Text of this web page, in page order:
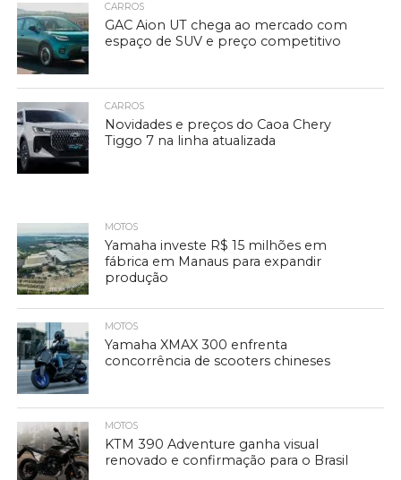
CARROS
GAC Aion UT chega ao mercado com
espaço de SUV e preço competitivo
CARROS
Novidades e preços do Caoa Chery
Tiggo 7 na linha atualizada
MOTOS
Yamaha investe R$ 15 milhões em
fábrica em Manaus para expandir
produção
MOTOS
Yamaha XMAX 300 enfrenta
concorrência de scooters chineses
MOTOS
KTM 390 Adventure ganha visual
renovado e confirmação para o Brasil